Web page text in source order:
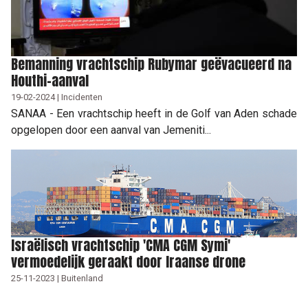
Bemanning vrachtschip Rubymar geëvacueerd na
Houthi-aanval
19-02-2024 | Incidenten
SANAA - Een vrachtschip heeft in de Golf van Aden schade
opgelopen door een aanval van Jemeniti...
Israëlisch vrachtschip 'CMA CGM Symi'
vermoedelijk geraakt door Iraanse drone
25-11-2023 | Buitenland